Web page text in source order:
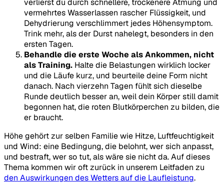
verlierst du durch schnellere, trockenere Atmung und
vermehrtes Wasserlassen rascher Flüssigkeit, und
Dehydrierung verschlimmert jedes Höhensymptom.
Trink mehr, als der Durst nahelegt, besonders in den
ersten Tagen.
Behandle die erste Woche als Ankommen, nicht
als Training. Halte die Belastungen wirklich locker
und die Läufe kurz, und beurteile deine Form nicht
danach. Nach vierzehn Tagen fühlt sich dieselbe
Runde deutlich besser an, weil dein Körper still damit
begonnen hat, die roten Blutkörperchen zu bilden, die
er braucht.
Höhe gehört zur selben Familie wie Hitze, Luftfeuchtigkeit
und Wind: eine Bedingung, die belohnt, wer sich anpasst,
und bestraft, wer so tut, als wäre sie nicht da. Auf dieses
Thema kommen wir oft zurück in unserem Leitfaden zu
den Auswirkungen des Wetters auf die Laufleistung.